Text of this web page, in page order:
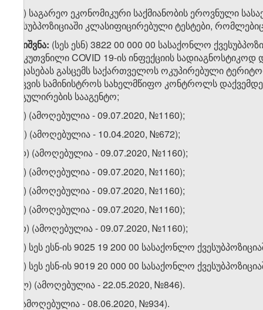
თ.ა) საგარეო ეკონომიკური საქმიანობის ეროვნული
ქვესუბპოზიციაში კლასიფიცირებული ტესტები,
შენიშვნა: (სეს ესნ) 3822 00 000 00 სასაქონლო
განკუთვნილი COVID 19-ის ინფექციის
შეფასებას გასცემს საქართველოს ოკუპირებული
დაცვის სამინისტროს სახელმწიფო კონტროლს
რეგულირების სააგენტო;
თ.ბ) (ამოღებულია - 09.07.2020, №1160);
თ.გ) (ამოღებულია - 10.04.2020, №672);
თ.დ) (ამოღებულია - 09.07.2020, №1160);
თ.ე) (ამოღებულია - 09.07.2020, №1160);
თ.ვ) (ამოღებულია - 09.07.2020, №1160);
თ.ზ) (ამოღებულია - 09.07.2020, №1160);
თ.თ) (ამოღებულია - 09.07.2020, №1160);
თ.ი) სეს ესნ-ის 9025 19 200 00 სასაქონლო
თ.კ) სეს ესნ-ის 9019 20 000 00 სასაქონლო
თ.ლ) (ამოღებულია - 22.05.2020, №846).
. (ამოღებულია - 08.06.2020, №934).